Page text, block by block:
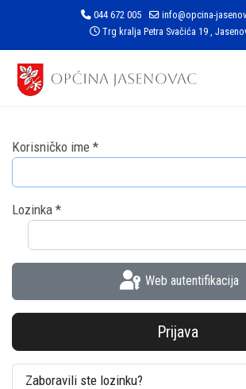
044 672 005
info@opcina-
Trg kralja Petra Svačića 19 ,
Korisničko ime *
Lozinka *
Web autentifikacija
Prijava
Zaboravili ste lozinku?